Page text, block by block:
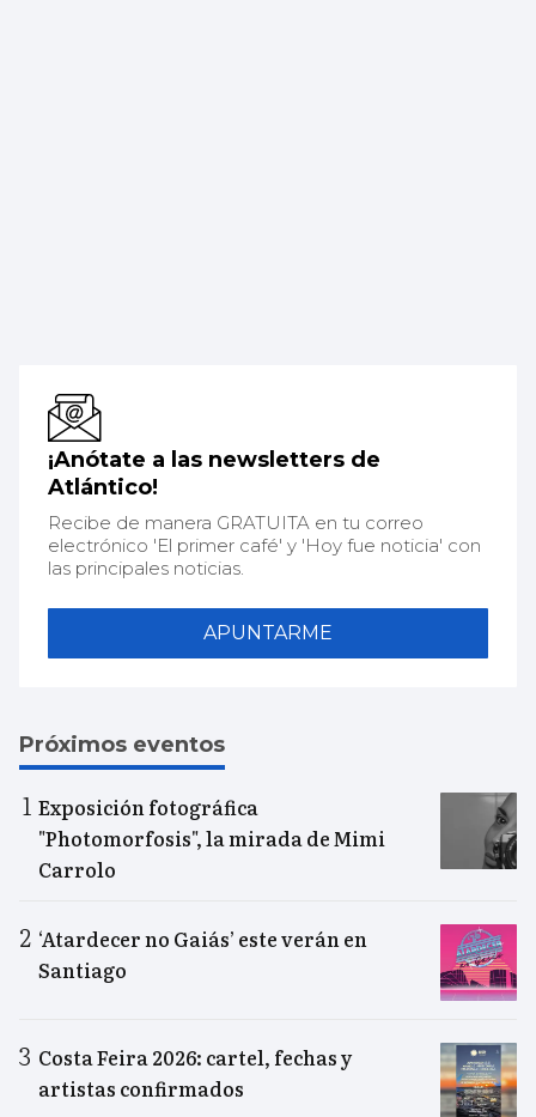
¡Anótate a las newsletters de
Atlántico!
Recibe de manera GRATUITA en tu correo
electrónico 'El primer café' y 'Hoy fue noticia' con
las principales noticias.
APUNTARME
Próximos eventos
Exposición fotográfica
"Photomorfosis", la mirada de Mimi
Carrolo
‘Atardecer no Gaiás’ este verán en
Santiago
Costa Feira 2026: cartel, fechas y
artistas confirmados